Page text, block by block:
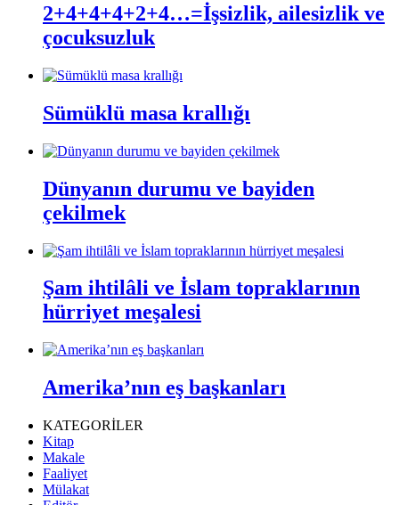
2+4+4+4+2+4…=İşsizlik, ailesizlik ve
çocuksuzluk
Sümüklü masa krallığı
Dünyanın durumu ve bayiden
çekilmek
Şam ihtilâli ve İslam topraklarının
hürriyet meşalesi
Amerika’nın eş başkanları
KATEGORİLER
Kitap
Makale
Faaliyet
Mülakat